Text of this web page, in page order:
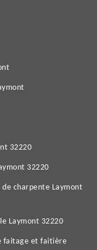
32220
32220
charpente Laymont
Laymont 32220
faitage et faitière